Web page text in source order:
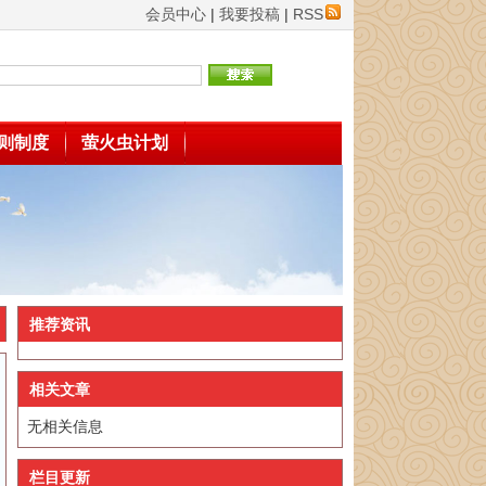
会员中心 | 我要投稿 | RSS
制度 萤火虫计划
推荐资讯
相关文章
无相关信息
栏目更新